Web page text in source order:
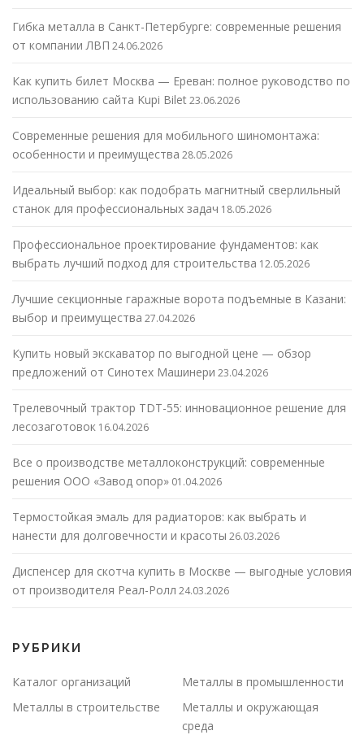
Гибка металла в Санкт-Петербурге: современные решения
от компании ЛВП 24.06.2026
Как купить билет Москва — Ереван: полное руководство по
использованию сайта Kupi Bilet23.06.2026
Современные решения для мобильного шиномонтажа:
особенности и преимущества 28.05.2026
Идеальный выбор: как подобрать магнитный сверлильный
станок для профессиональных задач 18.05.2026
Профессиональное проектирование фундаментов: как
выбрать лучший подход для строительства 12.05.2026
Лучшие секционные гаражные ворота подъемные в Казани:
выбор и преимущества 27.04.2026
Купить новый экскаватор по выгодной цене — обзор
предложений от Синотех Машинери 23.04.2026
Трелевочный трактор TDT-55: инновационное решение для
лесозаготовок 16.04.2026
Все о производстве металлоконструкций: современные
решения ООО «Завод опор» 01.04.2026
Термостойкая эмаль для радиаторов: как выбрать и
нанести для долговечности и красоты 26.03.2026
Диспенсер для скотча купить в Москве — выгодные условия
от производителя Реал-Ролл 24.03.2026
РУБРИКИ
Каталог организаций
Металлы в промышленности
Металлы в строительстве
Металлы и окружающая
среда